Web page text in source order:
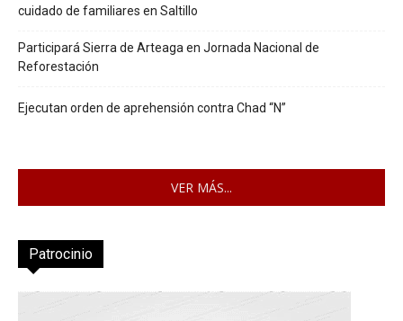
cuidado de familiares en Saltillo
Participará Sierra de Arteaga en Jornada Nacional de
Reforestación
Ejecutan orden de aprehensión contra Chad “N”
VER MÁS...
Patrocinio